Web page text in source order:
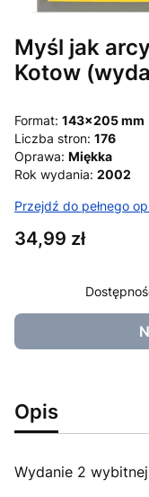
Myśl jak
Kotow
Format: 143x205 mm
Liczba stron: 176
Oprawa: Miękka
Rok wydania: 2002
Przejdź do pełnego
Cena
34,99 zł
Opis
Wydanie 2